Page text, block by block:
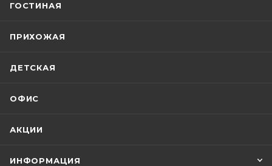
ГОСТИНАЯ
ПРИХОЖАЯ
ДЕТСКАЯ
ОФИС
АКЦИИ
ИНФОРМАЦИЯ